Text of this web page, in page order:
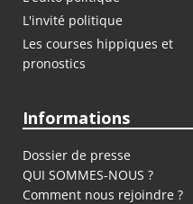
L'invité politique
Les courses hippiques et
pronostics
Informations
Dossier de presse
QUI SOMMES-NOUS ?
Comment nous rejoindre ?